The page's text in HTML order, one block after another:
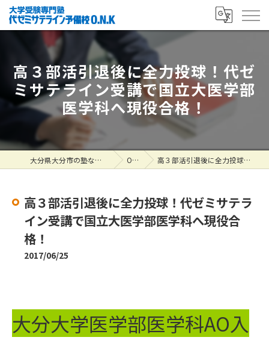
高３部活引退後に全力投球！代ゼ
ミサテライン受講で国立大医学部
医学科へ現役合格！
大分県大分市の塾なら大学受験専門塾 代ゼミサテライン予備校O.N.K ONK掲示板 高３部活引退後に全力投球！代ゼミサテライン受講で国立大医学部医学科へ現役合格！
高３部活引退後に全力投球！代ゼミサテラ
イン受講で国立大医学部医学科へ現役合
格！
2017/06/25
大分大学医学部医学科AO入